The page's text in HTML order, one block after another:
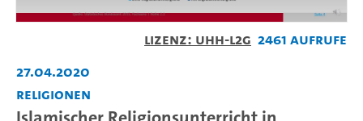
Lizenz: UHH-L2G 2461 Aufrufe
27.04.2020
Religionen